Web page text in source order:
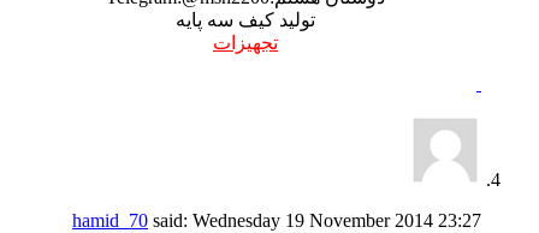
تولید کیف سه پایه
تجهیزات
hamid_70 said: Wednesday 19 November 2014 23:27